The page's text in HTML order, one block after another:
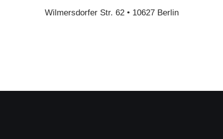
Wilmersdorfer Str. 62 • 10627 Berlin